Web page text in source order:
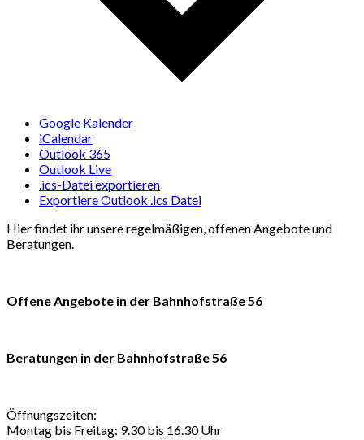
Google Kalender
iCalendar
Outlook 365
Outlook Live
.ics-Datei exportieren
Exportiere Outlook .ics Datei
Hier findet ihr unsere regelmäßigen, offenen Angebote und
Beratungen.
Offene Angebote in der Bahnhofstraße 56
Beratungen in der Bahnhofstraße 56
Öffnungszeiten:
Montag bis Freitag: 9.30 bis 16.30 Uhr